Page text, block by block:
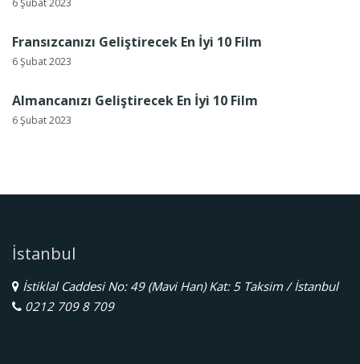
Fransızcanızı Geliştirecek En İyi 10 Film
6 Şubat 2023
Almancanızı Geliştirecek En İyi 10 Film
6 Şubat 2023
İstanbul
İstiklal Caddesi No: 49 (Mavi Han) Kat: 5 Taksim / İstanbul
0212 709 8 709